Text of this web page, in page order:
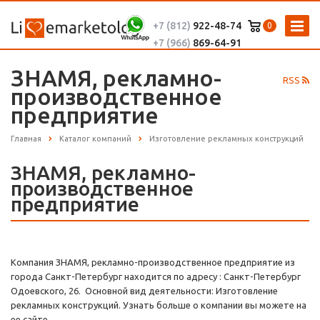
0
+7 (812) 922-48-74
+7 (966) 869-64-91
RSS
ЗНАМЯ, рекламно-
производственное
предприятие
Главная Каталог компаний Изготовление рекламных конструкций
ЗНАМЯ, рекламно-
производственное
предприятие
Компания ЗНАМЯ, рекламно-производственное предприятие из
города Санкт-Петербург находится по адресу : Санкт-Петербург
Одоевского, 26. Основной вид деятельности: Изготовление
рекламных конструкций. Узнать больше о компании вы можете на